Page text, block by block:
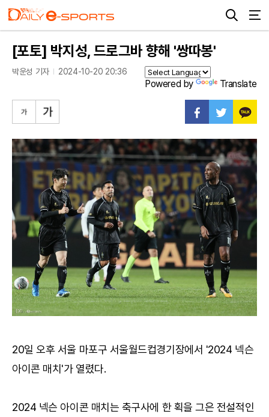
[포토] 박지성, 드로그바 향해 '쌍따봉'
박운성 기자 2024-10-20 20:36
Powered by Translate
20일 오후 서울 마포구 서울월드컵경기장에서 '2024 넥슨
아이콘 매치'가 열렸다.
2024 넥슨 아이콘 매치는 축구사에 한 획을 그은 전설적인